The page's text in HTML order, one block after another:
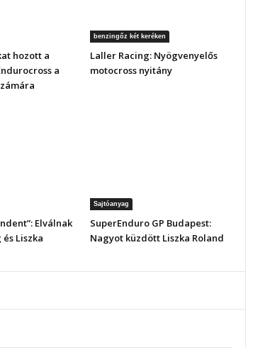
hozott a
a
benzingőz két keréken
Laller Racing: Nyögvenyelős
motocross nyitány
Elválnak
Liszka
Sajtóanyag
SuperEnduro GP Budapest:
Nagyot küzdött Liszka Roland